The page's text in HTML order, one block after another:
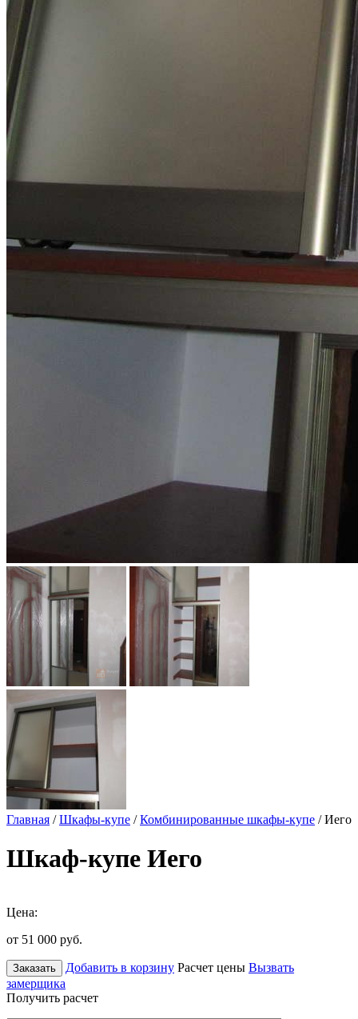
Главная /Шкафы-купе /Комбинированные шкафы-купе / Иего
Шкаф-купе Иего
Цена:
от 51 000 руб.
Заказать Добавить в корзину Расчет цены Вызвать
замерщика
Получить расчет